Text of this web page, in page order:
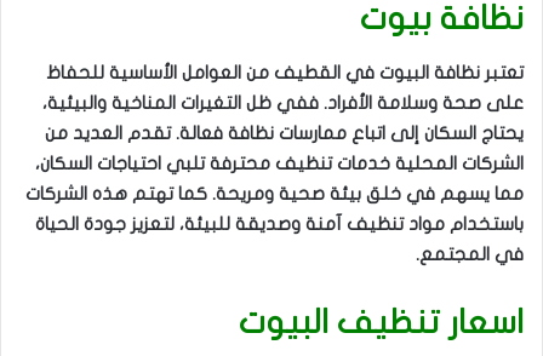
نظافة بيوت
تعتبر نظافة البيوت في القطيف من العوامل الأساسية للحفاظ
على صحة وسلامة الأفراد. ففي ظل التغيرات المناخية والبيئية،
يحتاج السكان إلى اتباع ممارسات نظافة فعالة. تقدم العديد من
الشركات المحلية خدمات تنظيف محترفة تلبي احتياجات السكان،
مما يسهم في خلق بيئة صحية ومريحة. كما تهتم هذه الشركات
باستخدام مواد تنظيف آمنة وصديقة للبيئة، لتعزيز جودة الحياة
في المجتمع.
اسعار تنظيف البيوت